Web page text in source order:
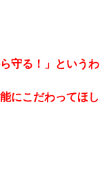
守る！」というわ
にこだわってほし